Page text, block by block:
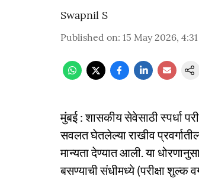
Swapnil S
Published on: 15 May 2026,
मुंबई : शासकीय सेवेसाठी स्पर्धा
सवलत घेतलेल्या राखीव
मान्यता देण्यात आली. या
बसण्याची संधीमध्ये (परीक्षा